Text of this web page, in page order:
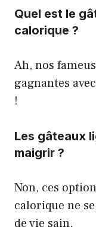
Quel est le
calorique ?
Ah, nos
gagnantes
!
Les gâteaux
maigrir ?
Non, ces
calorique ne
de vie sain.